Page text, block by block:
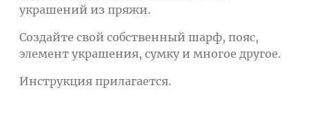
украшений из пряжи.
Создайте свой собственный шарф, пояс,
элемент украшения, сумку и многое другое.
Инструкция прилагается.